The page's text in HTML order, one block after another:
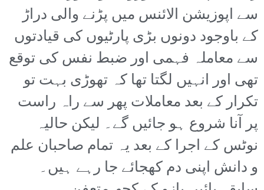
سے اپوزیشن الائنس میں پڑنے والی دراڑ
کے باوجود دونوں بڑی پارٹیوں کی قیادتوں
سے معاملہ فہمی اور ضبط نفس کی توقع
تھی اور انہیں لگتا تھا کہ تھوڑی بہت تو
تکرار کے بعد معاملات پھر سے راہ راست
پر آنا شروع ہو جائیں گے۔ لیکن حالیہ
نوٹس کے اجرا کے بعد یہ تمام صاحبان علم
و دانش اپنی دم کھجائے جا رہے ہیں۔